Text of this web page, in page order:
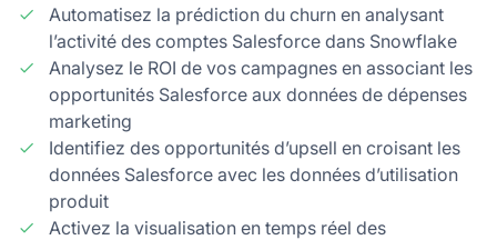
Automatisez la prédiction du churn en analysant
l’activité des comptes Salesforce dans Snowflake
Analysez le ROI de vos campagnes en associant les
opportunités Salesforce aux données de dépenses
marketing
Identifiez des opportunités d’upsell en croisant les
données Salesforce avec les données d’utilisation
produit
Activez la visualisation en temps réel des